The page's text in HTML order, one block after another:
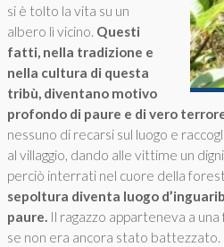
si è tolto la vita su un
albero lì vicino. Questi
fatti, nella tradizione e
nella cultura di questa
tribù, diventano motivo
profondo di paure e di vero
nessuno di recarsi sul luogo e
al villaggio, dando alle vittime un
perciò interrati nel cuore della
sepoltura diventa luogo
paure. Il ragazzo apparteneva a
se non era ancora stato battezzato.